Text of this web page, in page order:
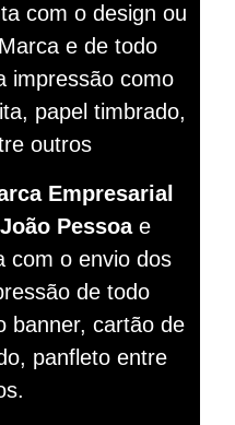
com o design ou
e de todo
impressão como
papel timbrado,
outros
Empresarial
Pessoae
com o envio dos
de todo
banner, cartão de
panfleto entre